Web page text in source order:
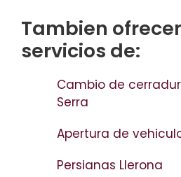
Tambien
servicios de:
Cambio de
Serra
Apertura de
Persianas Llerona